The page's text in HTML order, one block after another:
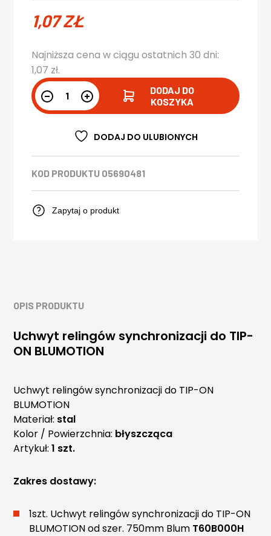
1,07ZŁ
Najniższa cena w ciągu ostatnich 30 dni:
1,07 zł.
DODAJ DO
KOSZYKA
DODAJ DO ULUBIONYCH
KOD PRODUKTU 05690481
Zapytaj o produkt
OPIS PRODUKTU
Uchwyt relingów synchronizacji do TIP-
ON BLUMOTION
Uchwyt relingów synchronizacji do TIP-ON
BLUMOTION
Materiał: stal
Kolor / Powierzchnia: błyszcząca
Artykuł:1 szt.
Zakres dostawy:
1szt. Uchwyt relingów synchronizacji do TIP-ON
BLUMOTION od szer. 750mm Blum T60B000H